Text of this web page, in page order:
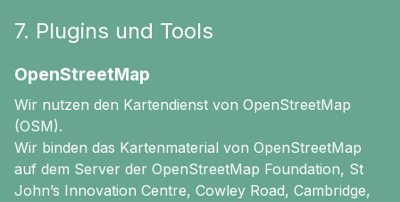
7. Plugins und Tools
OpenStreetMap
Wir nutzen den Kartendienst von OpenStreetMap
(OSM).
Wir binden das Kartenmaterial von OpenStreetMap
auf dem Server der OpenStreetMap Foundation, St
John’s Innovation Centre, Cowley Road, Cambridge,